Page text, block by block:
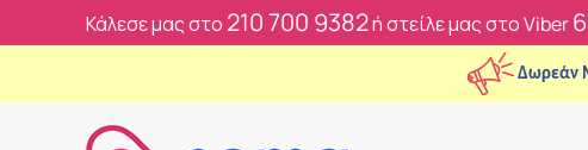
Κάλεσε μας στο 210 700 9382ή στείλε μας στο Viber
Δωρεάν